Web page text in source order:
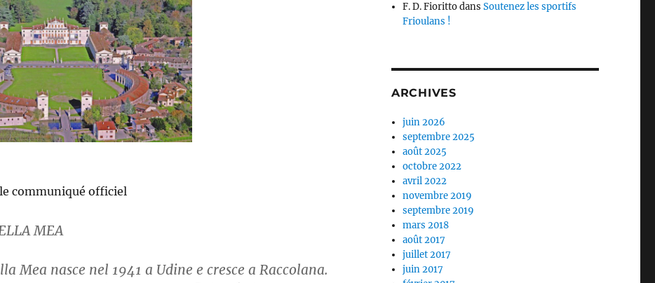
communiqué officiel
MEA
Mea nasce nel 1941 a Udine e cresce a Raccolana.
F. D. FiorittodansSoutenez les sportifs
Frioulans !
ARCHIVES
juin 2026
septembre 2025
août 2025
octobre 2022
avril 2022
novembre 2019
septembre 2019
mars 2018
août 2017
juillet 2017
juin 2017